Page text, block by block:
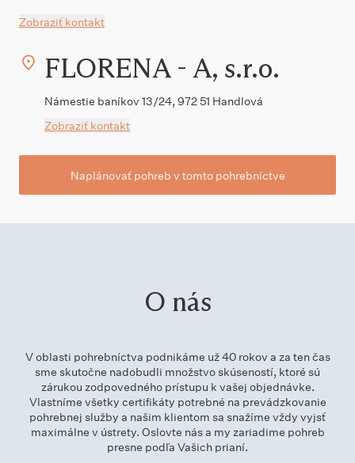
Zobraziť kontakt
FLORENA - A, s.r.o.
Námestie baníkov 13/24, 972 51 Handlová
Zobraziť kontakt
Naplánovať pohreb v tomto pohrebníctve
O nás
V oblasti pohrebníctva podnikáme už 40 rokov a za ten čas
sme skutočne nadobudli množstvo skúseností, ktoré sú
zárukou zodpovedného prístupu k vašej objednávke.
Vlastníme všetky certifikáty potrebné na prevádzkovanie
pohrebnej služby a našim klientom sa snažíme vždy vyjsť
maximálne v ústrety. Oslovte nás a my zariadime pohreb
presne podľa Vašich prianí.